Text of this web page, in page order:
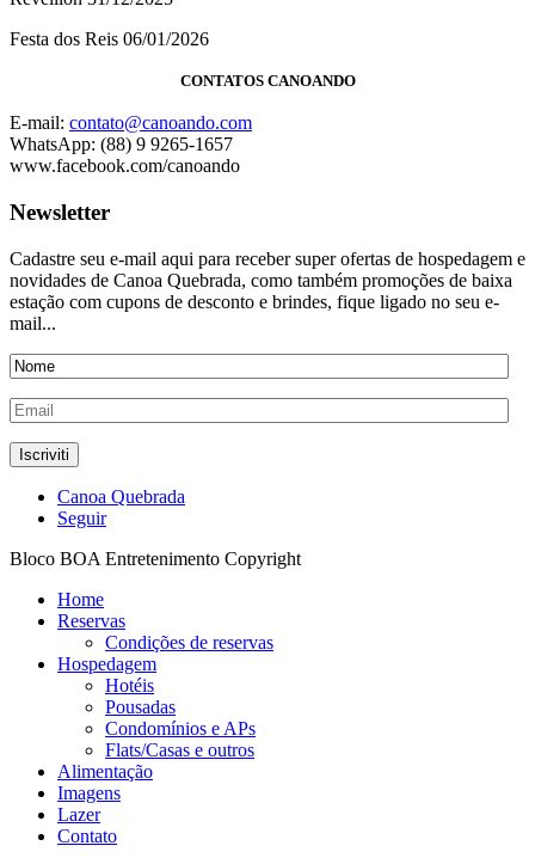
Festa dos Reis 06/01/2026
CONTATOS CANOANDO
E-mail: contato@canoando.com
WhatsApp: (88) 9 9265-1657
www.facebook.com/canoando
Newsletter
Cadastre seu e-mail aqui para receber super ofertas de hospedagem e
novidades de Canoa Quebrada, como também promoções de baixa
estação com cupons de desconto e brindes, fique ligado no seu e-
mail...
Canoa Quebrada
Seguir
Bloco BOA Entretenimento Copyright
Home
Reservas
Condições de reservas
Hospedagem
Hotéis
Pousadas
Condomínios e APs
Flats/Casas e outros
Alimentação
Imagens
Lazer
Contato